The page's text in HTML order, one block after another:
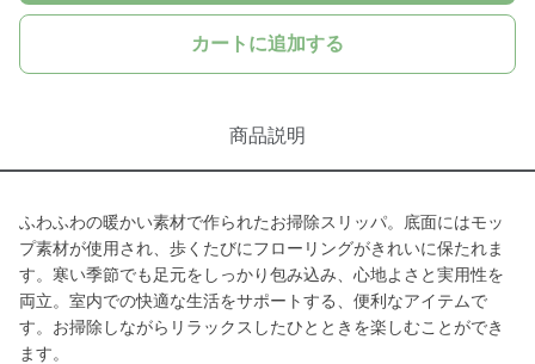
カートに追加する
商品説明
ふわふわの暖かい素材で作られたお掃除スリッパ。底面にはモッ
プ素材が使用され、歩くたびにフローリングがきれいに保たれま
す。寒い季節でも足元をしっかり包み込み、心地よさと実用性を
両立。室内での快適な生活をサポートする、便利なアイテムで
す。お掃除しながらリラックスしたひとときを楽しむことができ
ます。